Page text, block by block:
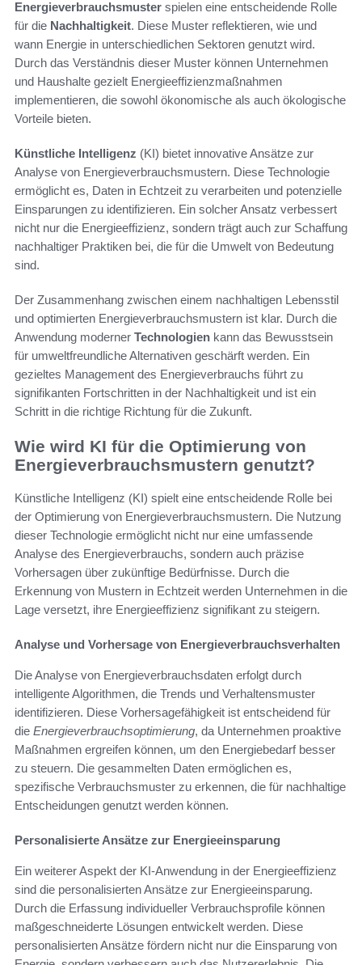
Energieverbrauchsmuster spielen eine entscheidende Rolle
für die Nachhaltigkeit. Diese Muster reflektieren, wie und
wann Energie in unterschiedlichen Sektoren genutzt wird.
Durch das Verständnis dieser Muster können Unternehmen
und Haushalte gezielt Energieeffizienzmaßnahmen
implementieren, die sowohl ökonomische als auch ökologische
Vorteile bieten.
Künstliche Intelligenz (KI) bietet innovative Ansätze zur
Analyse von Energieverbrauchsmustern. Diese Technologie
ermöglicht es, Daten in Echtzeit zu verarbeiten und potenzielle
Einsparungen zu identifizieren. Ein solcher Ansatz verbessert
nicht nur die Energieeffizienz, sondern trägt auch zur Schaffung
nachhaltiger Praktiken bei, die für die Umwelt von Bedeutung
sind.
Der Zusammenhang zwischen einem nachhaltigen Lebensstil
und optimierten Energieverbrauchsmustern ist klar. Durch die
Anwendung moderner Technologien kann das Bewusstsein
für umweltfreundliche Alternativen geschärft werden. Ein
gezieltes Management des Energieverbrauchs führt zu
signifikanten Fortschritten in der Nachhaltigkeit und ist ein
Schritt in die richtige Richtung für die Zukunft.
Wie wird KI für die Optimierung von
Energieverbrauchsmustern genutzt?
Künstliche Intelligenz (KI) spielt eine entscheidende Rolle bei
der Optimierung von Energieverbrauchsmustern. Die Nutzung
dieser Technologie ermöglicht nicht nur eine umfassende
Analyse des Energieverbrauchs, sondern auch präzise
Vorhersagen über zukünftige Bedürfnisse. Durch die
Erkennung von Mustern in Echtzeit werden Unternehmen in die
Lage versetzt, ihre Energieeffizienz signifikant zu steigern.
Analyse und Vorhersage von Energieverbrauchsverhalten
Die Analyse von Energieverbrauchsdaten erfolgt durch
intelligente Algorithmen, die Trends und Verhaltensmuster
identifizieren. Diese Vorhersagefähigkeit ist entscheidend für
die Energieverbrauchsoptimierung, da Unternehmen proaktive
Maßnahmen ergreifen können, um den Energiebedarf besser
zu steuern. Die gesammelten Daten ermöglichen es,
spezifische Verbrauchsmuster zu erkennen, die für nachhaltige
Entscheidungen genutzt werden können.
Personalisierte Ansätze zur Energieeinsparung
Ein weiterer Aspekt der KI-Anwendung in der Energieeffizienz
sind die personalisierten Ansätze zur Energieeinsparung.
Durch die Erfassung individueller Verbrauchsprofile können
maßgeschneiderte Lösungen entwickelt werden. Diese
personalisierten Ansätze fördern nicht nur die Einsparung von